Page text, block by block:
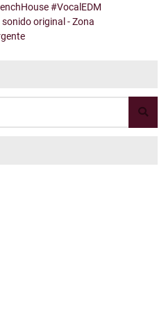
#VocalEDM
original - Zona